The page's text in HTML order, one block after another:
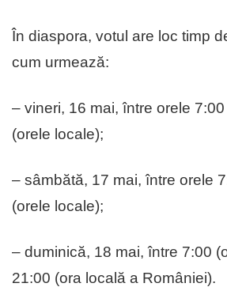
În diaspora, votul are loc timp
cum urmează:
– vineri, 16 mai, între orele
(orele locale);
– sâmbătă, 17 mai, între orele
(orele locale);
– duminică, 18 mai, între 7:00
21:00 (ora locală a României).